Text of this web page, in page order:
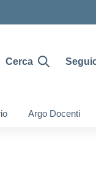
Cerca
Argo Docenti